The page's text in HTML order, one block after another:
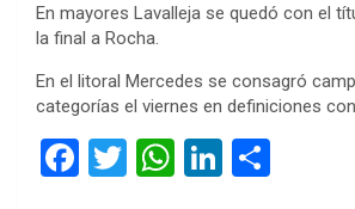
En mayores Lavalleja se quedó con el
la final a Rocha.
En el litoral Mercedes se consagró
categorías el viernes en definiciones con
F
T
W Li